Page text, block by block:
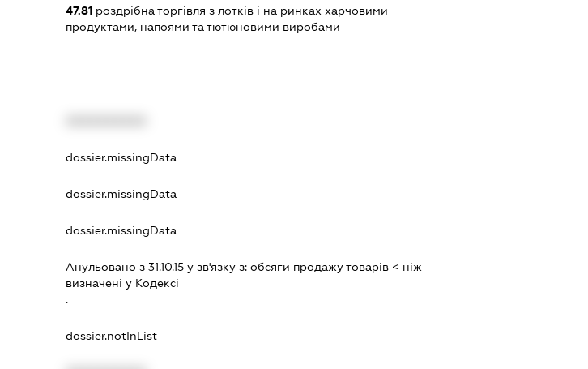
47.81роздрібна торгівля з лотків і на ринках харчовими
продуктами, напоями та тютюновими виробами
dossier.missingData
dossier.missingData
dossier.missingData
Анульовано з 31.10.15 у зв'язку з: обсяги продажу товарiв < нiж
визначенi у Кодексi
.
dossier.notInList